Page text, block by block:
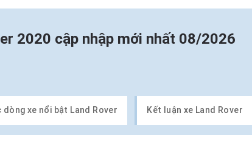
2020 cập nhập mới nhất 08/2026
dòng xe nổi bật Land Rover Kết luận xe Land Rover